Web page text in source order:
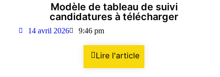
Modèle de tableau de suivi
candidatures à télécharger
14 avril 2026 9:46 pm
Lire l'article